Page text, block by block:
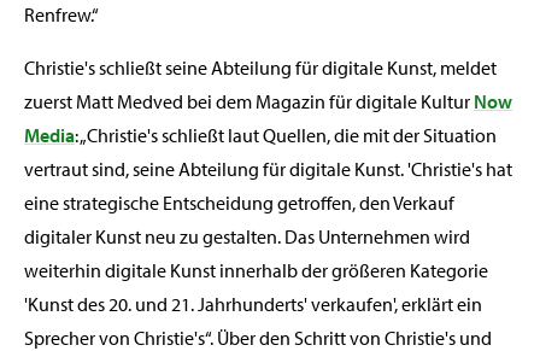
Renfrew.“
Christie's schließt seine Abteilung für digitale Kunst, meldet
zuerst Matt Medved bei dem Magazin für digitale Kultur Now
Media: „Christie's schließt laut Quellen, die mit der Situation
vertraut sind, seine Abteilung für digitale Kunst. 'Christie's hat
eine strategische Entscheidung getroffen, den Verkauf
digitaler Kunst neu zu gestalten. Das Unternehmen wird
weiterhin digitale Kunst innerhalb der größeren Kategorie
'Kunst des 20. und 21. Jahrhunderts' verkaufen', erklärt ein
Sprecher von Christie's“. Über den Schritt von Christie's und